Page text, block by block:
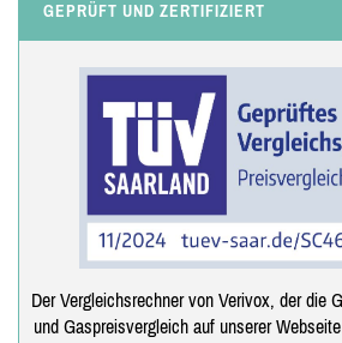
GEPRÜFT UND ZERTIFIZIERT
Der Vergleichsrechner von Verivox, der die
und Gaspreisvergleich auf unserer